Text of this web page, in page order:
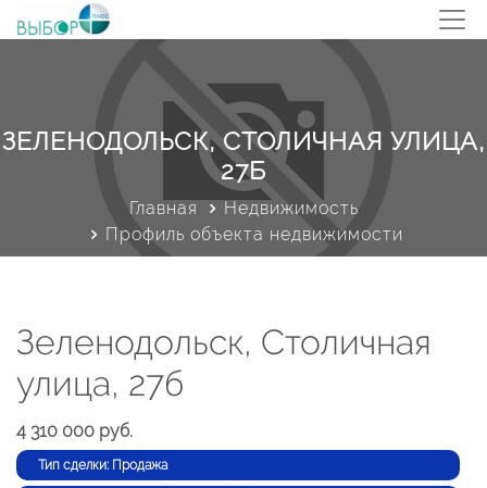
ЗЕЛЕНОДОЛЬСК, СТОЛИЧНАЯ УЛИЦА,
27Б
Главная
Недвижимость
Профиль объекта недвижимости
Зеленодольск, Столичная
улица, 27б
4 310 000 руб.
Тип сделки: Продажа